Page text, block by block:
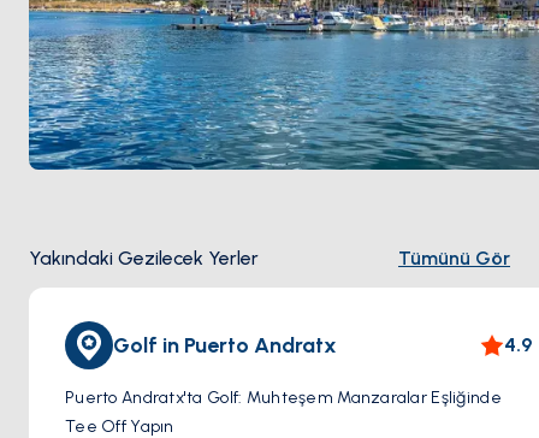
Yakındaki Gezilecek Yerler Tümünü Gör
Golf in Puerto Andratx 4.9
Puerto Andratx'ta Golf: Muhteşem Manzaralar Eşliğinde
Tee Off Yapın